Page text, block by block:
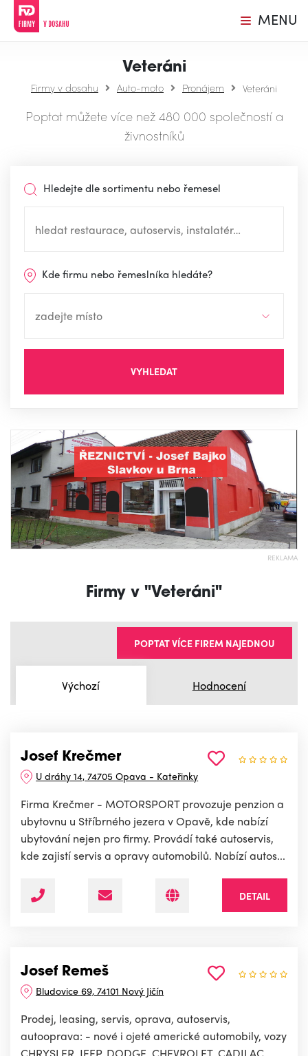
MENU
Veteráni
Firmy v dosahu Auto-moto Pronájem Veteráni
Poptat můžete více než 480 000 společností a
živnostníků
Hledejte dle sortimentu nebo řemesel
Kde firmu nebo řemeslníka hledáte?
VYHLEDAT
REKLAMA
Firmy v "Veteráni"
Výchozí Hodnocení
POPTAT VÍCE FIREM NAJEDNOU
Josef Krečmer
U dráhy 14, 74705 Opava - Kateřinky
Firma Krečmer - MOTORSPORT provozuje penzion a
ubytovnu u Stříbrného jezera v Opavě, kde nabízí
ubytování nejen pro firmy. Provádí také autoservis,
kde zajistí servis a opravy automobilů. Nabízí autos...
DETAIL
Josef Remeš
Bludovice 69, 74101 Nový Jičín
Prodej, leasing, servis, oprava, autoservis,
autooprava: - nové i ojeté americké automobily, vozy